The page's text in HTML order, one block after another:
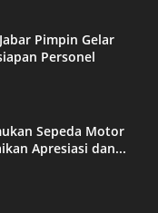
Pimpin Gelar
Personel
Sepeda Motor
Apresiasi dan...